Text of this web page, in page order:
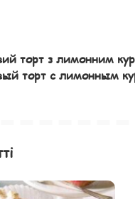
торт з лимонним
торт с лимонным